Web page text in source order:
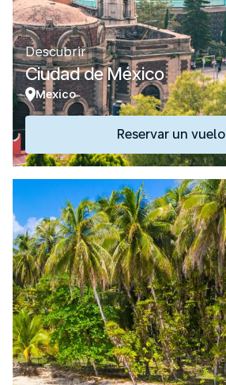
Descubrir
Ciudad de México
Mexico
Reservar un vuelo